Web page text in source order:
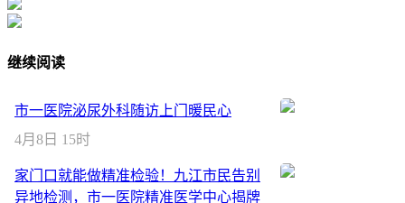
继续阅读
市一医院泌尿外科随访上门暖民心
4月8日 15时
家门口就能做精准检验！九江市民告别
异地检测，市一医院精准医学中心揭牌